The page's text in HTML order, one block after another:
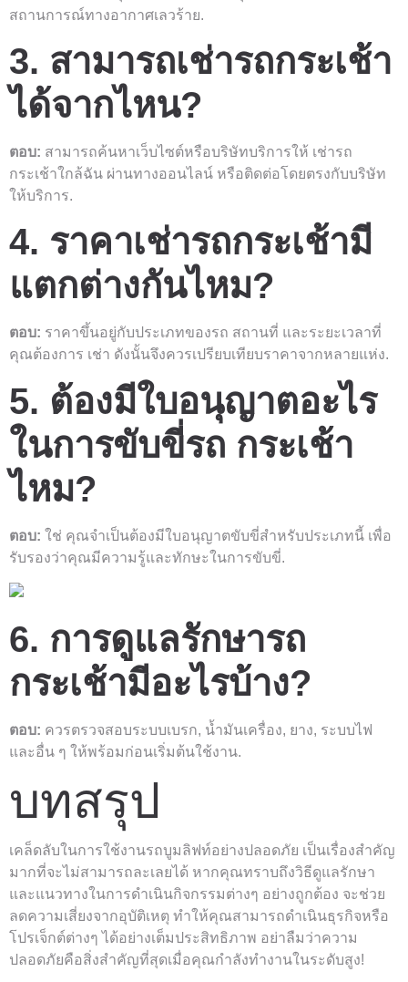
สถานการณ์ทางอากาศเลวร้าย.
3. สามารถเช่ารถกระเช้า
ได้จากไหน?
ตอบ: สามารถค้นหาเว็บไซต์หรือบริษัทบริการให้ เช่ารถ
กระเช้าใกล้ฉัน ผ่านทางออนไลน์ หรือติดต่อโดยตรงกับบริษัท
ให้บริการ.
4. ราคาเช่ารถกระเช้ามี
แตกต่างกันไหม?
ตอบ: ราคาขึ้นอยู่กับประเภทของรถ สถานที่ และระยะเวลาที่
คุณต้องการ เช่า ดังนั้นจึงควรเปรียบเทียบราคาจากหลายแห่ง.
5. ต้องมีใบอนุญาตอะไร
ในการขับขี่รถ กระเช้า
ไหม?
ตอบ: ใช่ คุณจำเป็นต้องมีใบอนุญาตขับขี่สำหรับประเภทนี้ เพื่อ
รับรองว่าคุณมีความรู้และทักษะในการขับขี่.
6. การดูแลรักษารถ
กระเช้ามีอะไรบ้าง?
ตอบ: ควรตรวจสอบระบบเบรก, น้ำมันเครื่อง, ยาง, ระบบไฟ
และอื่น ๆ ให้พร้อมก่อนเริ่มต้นใช้งาน.
บทสรุป
เคล็ดลับในการใช้งานรถบูมลิฟท์อย่างปลอดภัย เป็นเรื่องสำคัญ
มากที่จะไม่สามารถละเลยได้ หากคุณทราบถึงวิธีดูแลรักษา
และแนวทางในการดำเนินกิจกรรมต่างๆ อย่างถูกต้อง จะช่วย
ลดความเสี่ยงจากอุบัติเหตุ ทำให้คุณสามารถดำเนินธุรกิจหรือ
โปรเจ็กต์ต่างๆ ได้อย่างเต็มประสิทธิภาพ อย่าลืมว่าความ
ปลอดภัยคือสิ่งสำคัญที่สุดเมื่อคุณกำลังทำงานในระดับสูง!